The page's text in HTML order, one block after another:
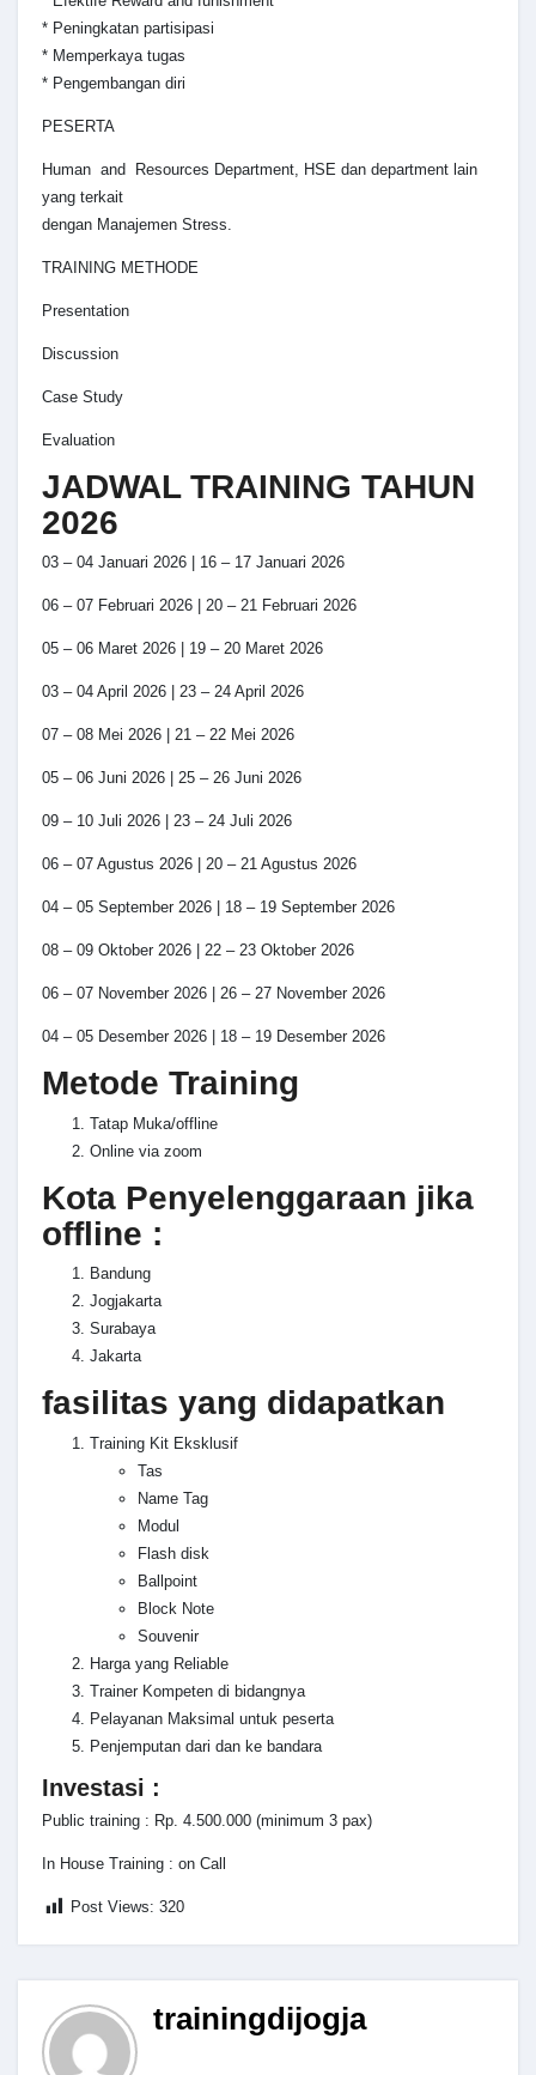
* Peningkatan partisipasi
* Memperkaya tugas
* Pengembangan diri
PESERTA
Human and Resources Department, HSE dan department lain
yang terkait
dengan Manajemen Stress.
TRAINING METHODE
Presentation
Discussion
Case Study
Evaluation
JADWAL TRAINING TAHUN
2026
03 – 04 Januari 2026 | 16 – 17 Januari 2026
06 – 07 Februari 2026 | 20 – 21 Februari 2026
05 – 06 Maret 2026 | 19 – 20 Maret 2026
03 – 04 April 2026 | 23 – 24 April 2026
07 – 08 Mei 2026 | 21 – 22 Mei 2026
05 – 06 Juni 2026 | 25 – 26 Juni 2026
09 – 10 Juli 2026 | 23 – 24 Juli 2026
06 – 07 Agustus 2026 | 20 – 21 Agustus 2026
04 – 05 September 2026 | 18 – 19 September 2026
08 – 09 Oktober 2026 | 22 – 23 Oktober 2026
06 – 07 November 2026 | 26 – 27 November 2026
04 – 05 Desember 2026 | 18 – 19 Desember 2026
Metode Training
Tatap Muka/offline
Online via zoom
Kota Penyelenggaraan jika
offline :
Bandung
Jogjakarta
Surabaya
Jakarta
fasilitas yang didapatkan
Training Kit Eksklusif
Tas
Name Tag
Modul
Flash disk
Ballpoint
Block Note
Souvenir
Harga yang Reliable
Trainer Kompeten di bidangnya
Pelayanan Maksimal untuk peserta
Penjemputan dari dan ke bandara
Investasi :
Public training : Rp. 4.500.000 (minimum 3 pax)
In House Training : on Call
Post Views: 320
trainingdijogja